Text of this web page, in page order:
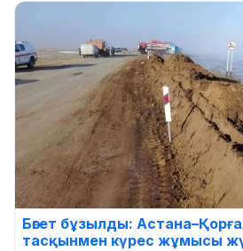
Бөгет бұзылды:
тасқынмен күрес жұмысы